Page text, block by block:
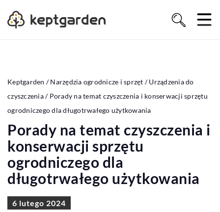
Keptgarden /Narzędzia ogrodnicze i sprzęt /Urządzenia do
czyszczenia/ Porady na temat czyszczenia i konserwacji sprzętu
ogrodniczego dla długotrwałego użytkowania
Porady na temat czyszczenia i
konserwacji sprzętu
ogrodniczego dla
długotrwałego użytkowania
6 lutego 2024